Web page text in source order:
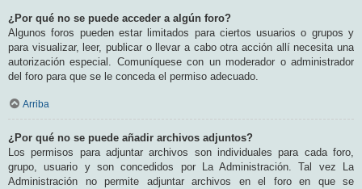
¿Por qué no se puede acceder a algún foro?
Algunos foros pueden estar limitados para ciertos usuarios o grupos y
para visualizar, leer, publicar o llevar a cabo otra acción allí necesita una
autorización especial. Comuníquese con un moderador o administrador
del foro para que se le conceda el permiso adecuado.
Arriba
¿Por qué no se puede añadir archivos adjuntos?
Los permisos para adjuntar archivos son individuales para cada foro,
grupo, usuario y son concedidos por La Administración. Tal vez La
Administración no permite adjuntar archivos en el foro en que se